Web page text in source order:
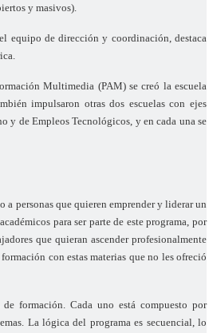
y masivos).
equipo de dirección y coordinación, destaca
Multimedia (PAM) se creó la escuela
impulsaron otras dos escuelas con ejes
y de Empleos Tecnológicos, y en cada una se
a personas que quieren emprender y liderar un
para ser parte de este programa, por
que quieran ascender profesionalmente
con estas materias que no les ofreció
formación. Cada uno está compuesto por
La lógica del programa es secuencial, lo